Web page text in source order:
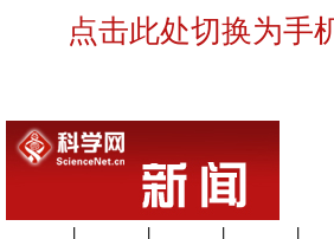
点击此处切换为手